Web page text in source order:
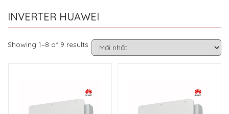
INVERTER HUAWEI
Showing 1–8 of 9 results